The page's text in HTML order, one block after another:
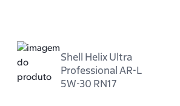
Shell Helix Ultra
Professional AR-L
5W-30 RN17